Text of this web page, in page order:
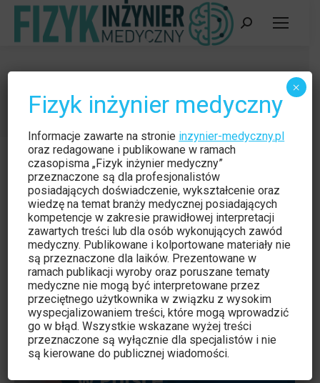
Szukaj:
Jesteś tutaj:
Strona główna Aktualności IFM 1/2024
Fizyk inżynier medyczny
Informacje zawarte na stronie inzynier-medyczny.pl
oraz redagowane i publikowane w ramach
czasopisma „Fizyk inżynier medyczny”
przeznaczone są dla profesjonalistów
posiadających doświadczenie, wykształcenie oraz
wiedzę na temat branży medycznej posiadających
kompetencje w zakresie prawidłowej interpretacji
zawartych treści lub dla osób wykonujących zawód
medyczny. Publikowane i kolportowane materiały nie
są przeznaczone dla laików. Prezentowane w
ramach publikacji wyroby oraz poruszane tematy
medyczne nie mogą być interpretowane przez
przeciętnego użytkownika w związku z wysokim
wyspecjalizowaniem treści, które mogą wprowadzić
go w błąd. Wszystkie wskazane wyżej treści
przeznaczone są wyłącznie dla specjalistów i nie
są kierowane do publicznej wiadomości.
×